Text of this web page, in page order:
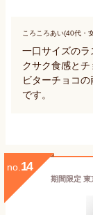
ころころあい(40代・
一口サイズの
クサク食感と
ビターチョコ
です。
no. 14